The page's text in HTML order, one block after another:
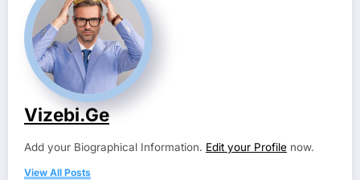
Vizebi.ge
Add your Biographical Information. Edit your Profile now.
View All Posts